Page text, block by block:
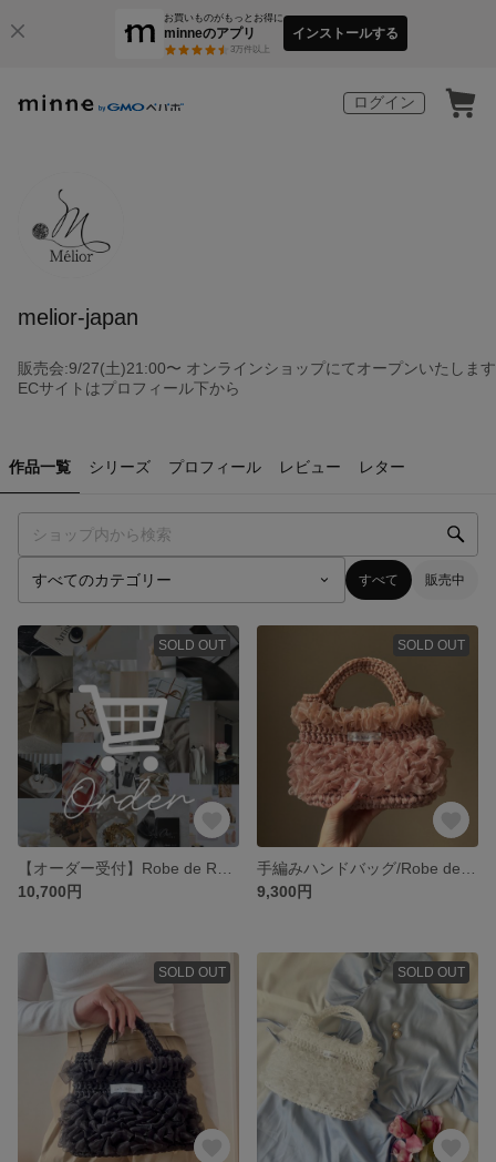
お買いものがもっとお得に
minneのアプリ
3万件以上
インストールする
ログイン
melior-japan
販売会:9/27(土)21:00〜 オンラインショップにてオープンいたします
ECサイトはプロフィール下から
作品一覧 シリーズ プロフィール レビュー レター
すべて 販売中
SOLD OUT
10,700円
SOLD OUT
9,300円
SOLD OUT SOLD OUT